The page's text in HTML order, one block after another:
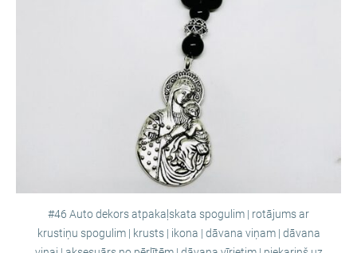
#46 Auto dekors atpakaļskata spogulim | rotājums ar
krustiņu spogulim | krusts | ikona | dāvana viņam | dāvana